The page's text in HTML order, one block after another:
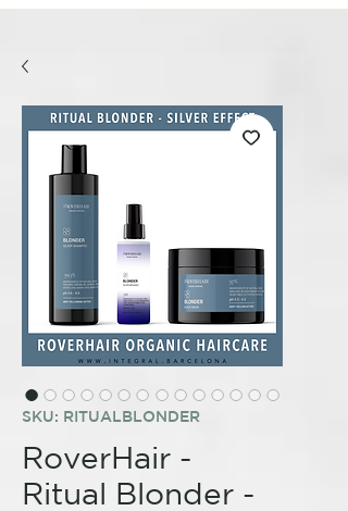
SKU: RITUALBLONDER
RoverHair -
Ritual Blonder -